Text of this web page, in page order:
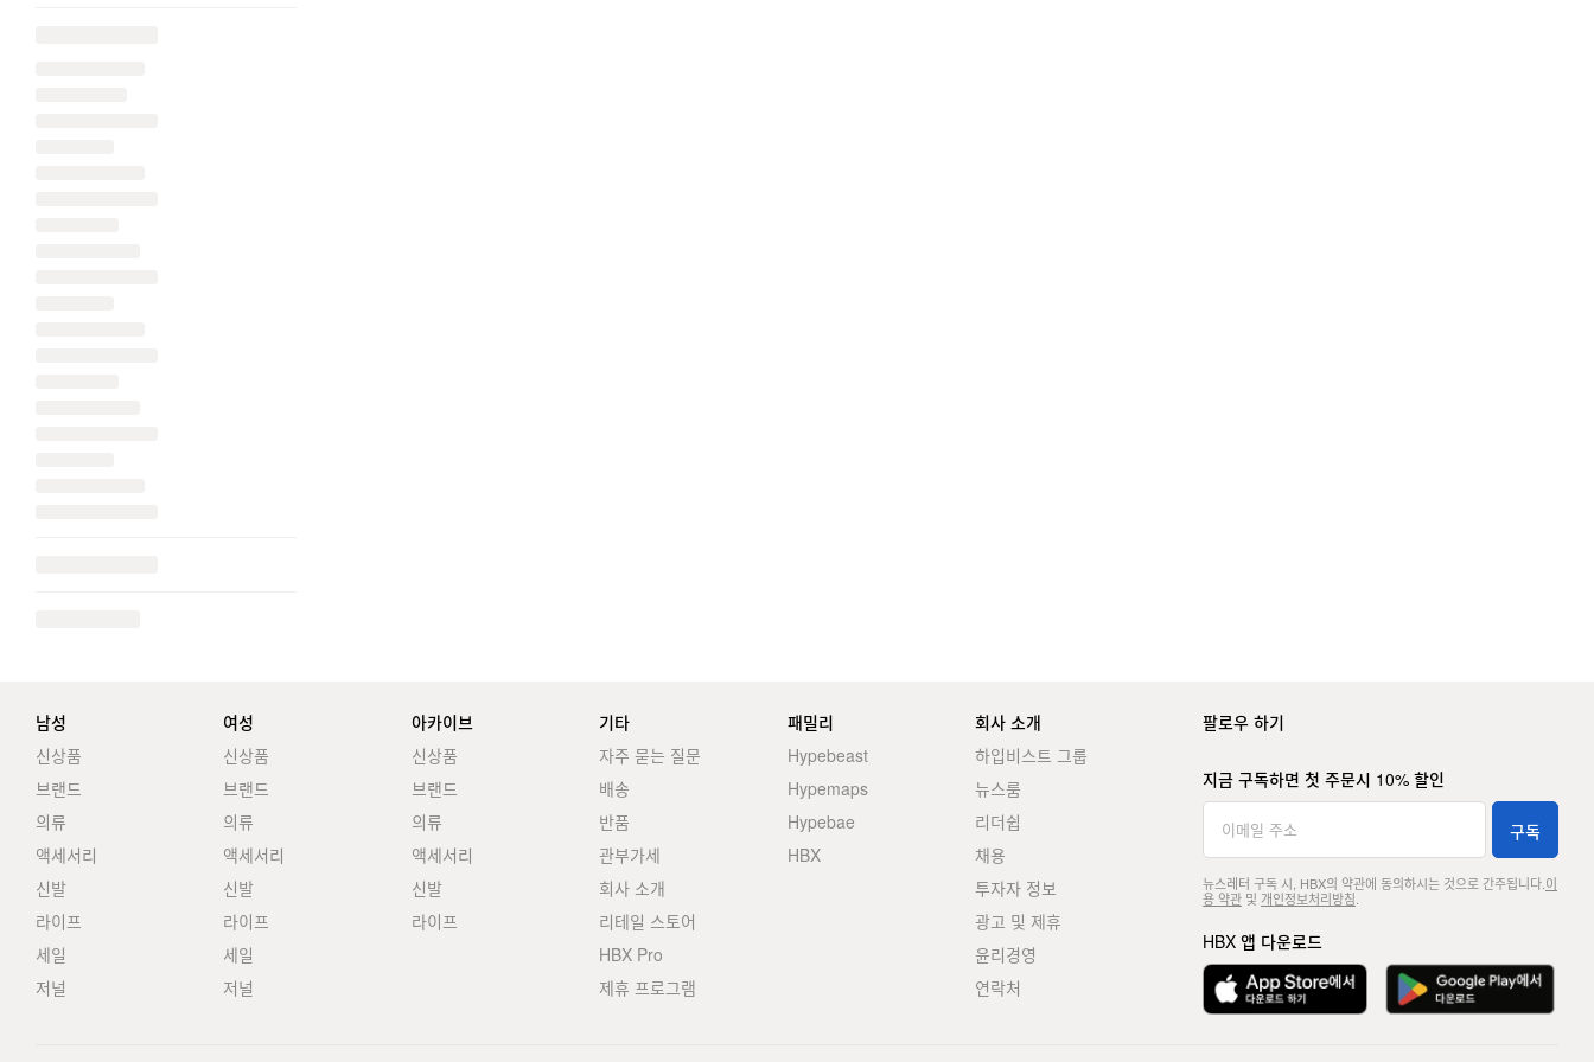
남성
신상품
브랜드
의류
액세서리
신발
라이프
세일
저널
여성
신상품
브랜드
의류
액세서리
신발
라이프
세일
저널
아카이브
신상품
브랜드
의류
액세서리
신발
라이프
기타
자주 묻는 질문
배송
반품
관부가세
회사 소개
리테일 스토어
HBX Pro
제휴 프로그램
패밀리
Hypebeast
Hypemaps
Hypebae
HBX
회사 소개
하입비스트 그룹
뉴스룸
리더쉽
채용
투자자 정보
광고 및 제휴
윤리경영
연락처
팔로우 하기
지금 구독하면 첫 주문시 10% 할인
구독
뉴스레터 구독 시, HBX의 약관에 동의하시는 것으로 간주됩니다. 이
용 약관및 개인정보처리방침
HBX 앱 다운로드